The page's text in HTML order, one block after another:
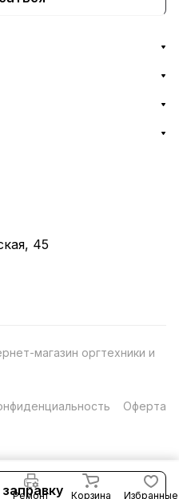
Ремонт Корзина Избранные
45
магазин оргтехники и
Оферта